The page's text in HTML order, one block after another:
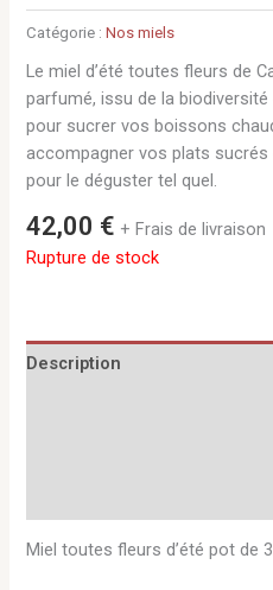
Catégorie :Nos miels
Le miel d’été toutes fleurs de
parfumé, issu de la
pour sucrer vos boissons
accompagner vos plats
pour le déguster tel quel.
42,00 € + Frais de livraison
Rupture de stock
Description
Miel toutes fleurs d’été pot de